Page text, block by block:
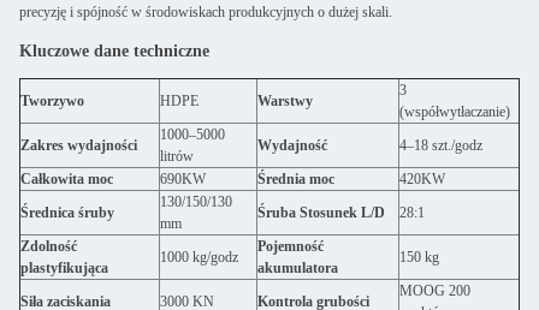
precyzję i spójność w środowiskach produkcyjnych o dużej skali.
Kluczowe dane techniczne
Tworzywo HDPE Warstwy
3
(współwytłaczanie)
Zakres wydajności
1000–5000
litrów
Wydajność
4–18 szt./godz
Całkowita moc
690KW Średnia moc
420KW
Średnica śruby
130/150/130
mm
Śruba Stosunek L/D
28:1
Zdolność
plastyfikująca
1000 kg/godz
Pojemność
akumulatora
150 kg
Siła zaciskania 3000 KN Kontrola grubości
MOOG 200